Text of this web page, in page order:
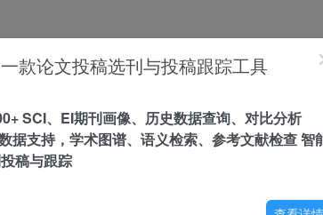
理与植物分子生物学学会、中国植物病理学会中
款论文投稿选刊与投稿跟踪工具
SCI、EI期刊画像、历史数据查询、对比分析
据支持，学术图谱、语义检索、参考文献检查 智
稿与跟踪